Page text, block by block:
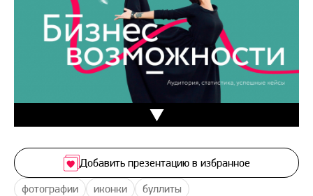
фотографии иконки буллиты
Добавить презентацию в избранное